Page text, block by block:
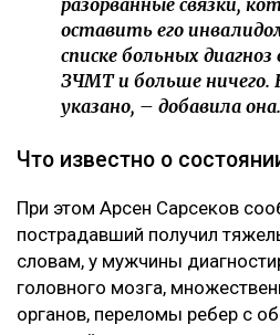
уголовное.
подписку о
Наложен запрет на
сообщила она.
версии, велосипедист
и сам врезался в ее
– Я на сто процентов
заказ.
Появилось фото без